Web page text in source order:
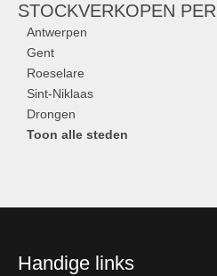
STOCKVERKOPEN
Antwerpen
Gent
Roeselare
Sint-Niklaas
Drongen
Toon alle steden
Handige links